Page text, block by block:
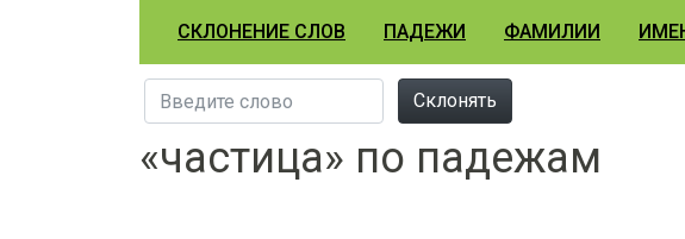
СКЛОНЕНИЕ СЛОВ ПАДЕЖИ ФАМИЛИИ
Склонять
«частица» по падежам